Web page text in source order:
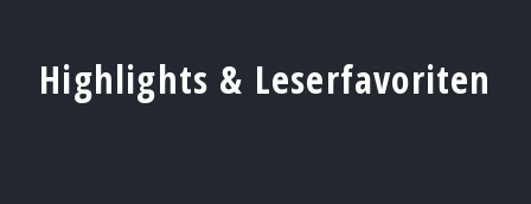
Highlights & Leserfavoriten